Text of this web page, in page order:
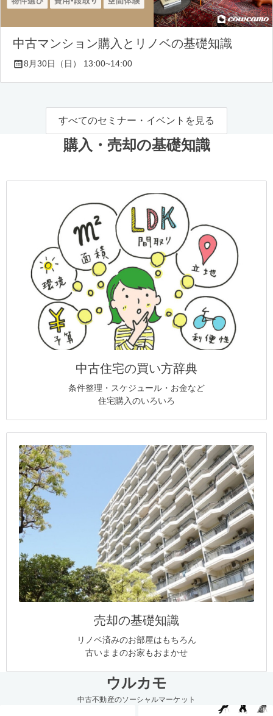
中古マンション購入とリノベの基礎知識
8月30日（日） 13:00~14:00
すべてのセミナー・イベントを見る
購入・売却の基礎知識
中古住宅の買い方辞典
条件整理・スケジュール・お金など
住宅購入のいろいろ
売却の基礎知識
リノベ済みのお部屋はもちろん
古いままのお家もおまかせ
ウルカモ
中古不動産のソーシャルマーケット